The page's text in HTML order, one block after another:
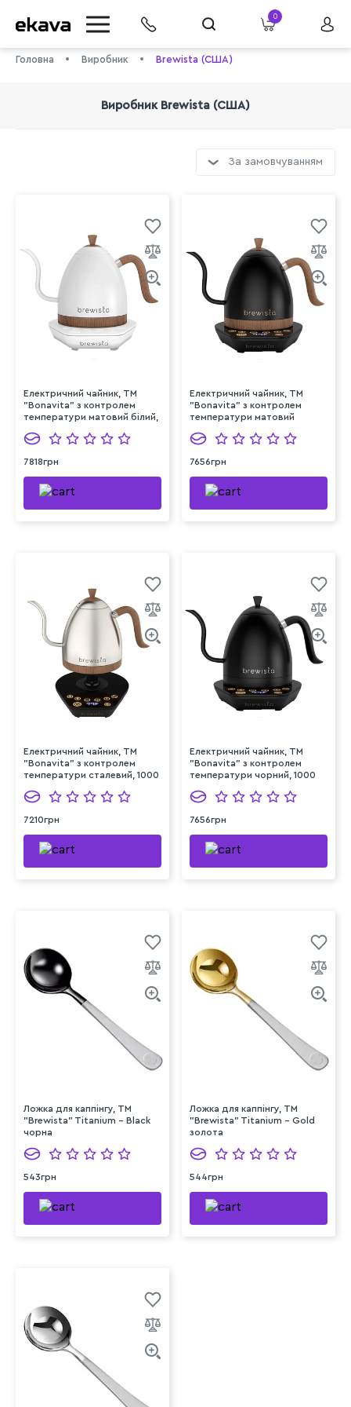
0
Головна Виробник Brewista (США)
Виробник Brewista (США)
За замовчуванням
Електричний чайник, ТМ
"Bonavita" з контролем
температури матовий білий,
7818грн
Електричний чайник, ТМ
"Bonavita" з контролем
температури матовий
7656грн
Електричний чайник, ТМ
"Bonavita" з контролем
температури сталевий, 1000
7210грн
Електричний чайник, ТМ
"Bonavita" з контролем
температури чорний, 1000
7656грн
Ложка для каппінгу, TM
"Brewista" Titanium - Black
чорна
543грн
Ложка для каппінгу, TM
"Brewista" Titanium - Gold
золота
544грн